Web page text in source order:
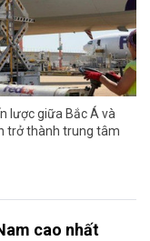
lược giữa Bắc Á và
trở thành trung tâm
cao nhất